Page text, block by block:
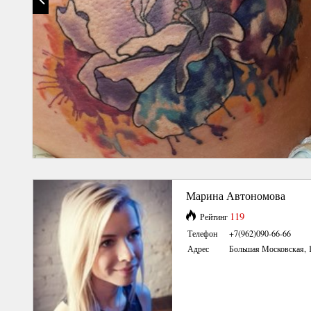
Марина Автономова
Рейтинг 119
Телефон
+7(962)090-66-66
Адрес
Большая Московская,